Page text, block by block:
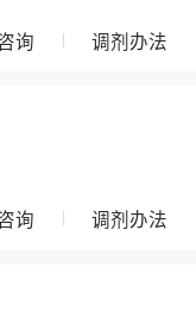
询 调剂办法
询 调剂办法